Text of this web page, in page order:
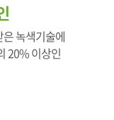
녹색기술에
20% 이상인